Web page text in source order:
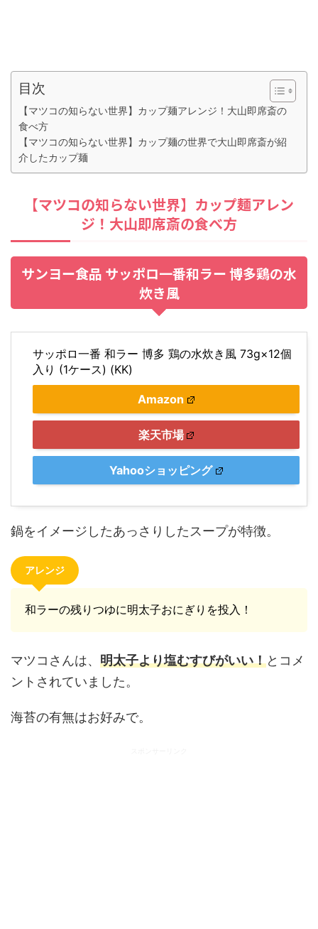
目次
【マツコの知らない世界】カップ麺アレンジ！大山即席斎の
食べ方
【マツコの知らない世界】カップ麺の世界で大山即席斎が紹
介したカップ麺
【マツコの知らない世界】カップ麺アレン
ジ！大山即席斎の食べ方
サンヨー食品 サッポロ一番和ラー 博多鶏の水
炊き風
サッポロ一番 和ラー 博多 鶏の水炊き風 73g×12個
入り (1ケース) (KK)
Amazon
楽天市場
Yahooショッピング
鍋をイメージしたあっさりしたスープが特徴。
アレンジ
和ラーの残りつゆに明太子おにぎりを投入！
マツコさんは、 明太子より塩むすびがいい！とコメ
ントされていました。
海苔の有無はお好みで。